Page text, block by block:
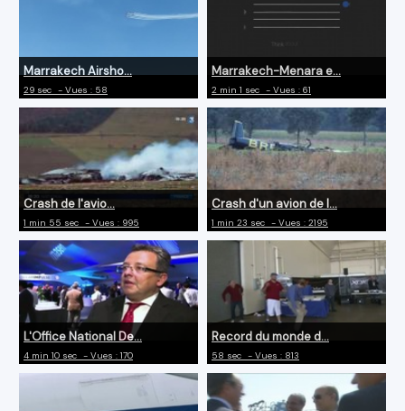
Marrakech Airsho...
29 sec - Vues : 58
Marrakech-Menara e...
2 min 1 sec - Vues : 61
Crash de l'avio...
1 min 55 sec - Vues : 995
Crash d'un avion de l...
1 min 23 sec - Vues : 2195
L'Office National De...
4 min 10 sec - Vues : 170
Record du monde d...
58 sec - Vues : 813